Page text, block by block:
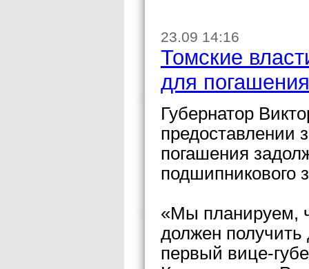
23.09 14:16
Томские
для
Губернатор
предоставлении
погашения
подшипникового
«Мы планируем,
должен
первый вице-